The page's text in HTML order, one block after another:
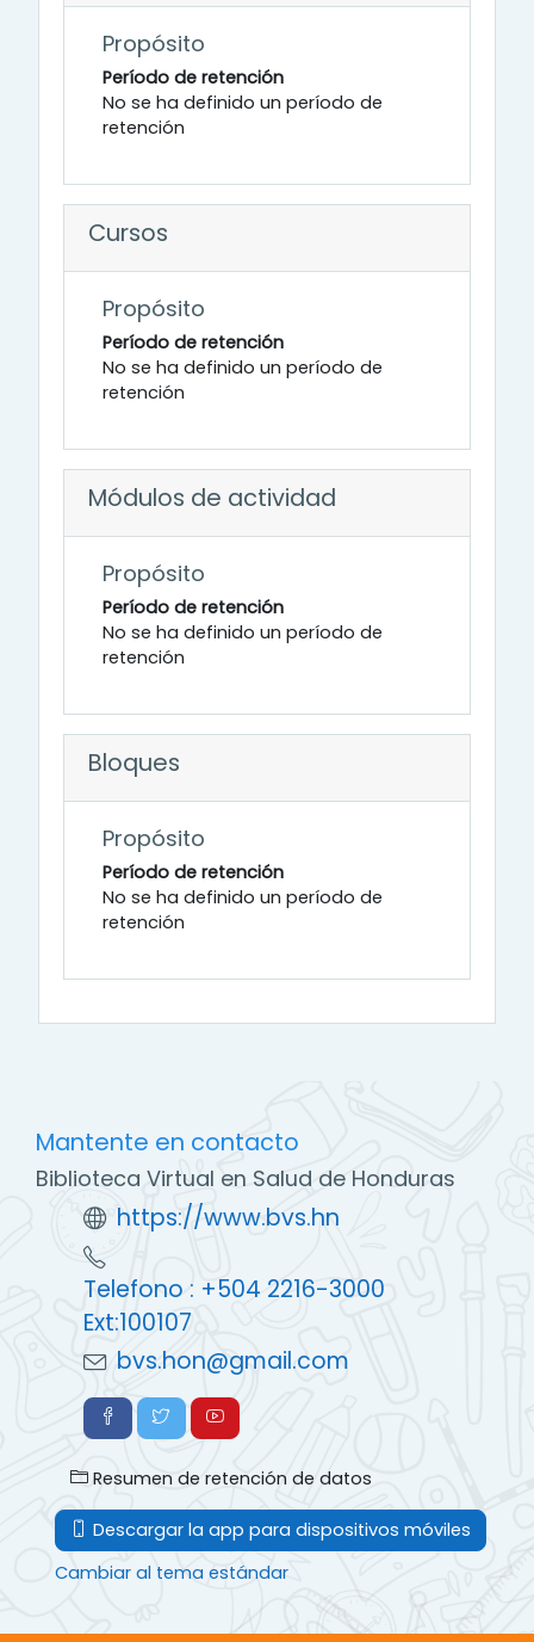
Propósito
Período de retención
No se ha definido un período de
retención
Cursos
Propósito
Período de retención
No se ha definido un período de
retención
Módulos de actividad
Propósito
Período de retención
No se ha definido un período de
retención
Bloques
Propósito
Período de retención
No se ha definido un período de
retención
Mantente en contacto
Biblioteca Virtual en Salud de Honduras
https://www.bvs.hn
Telefono : +504 2216-3000
Ext:100107
bvs.hon@gmail.com
Resumen de retención de datos
Descargar la app para dispositivos móviles
Cambiar al tema estándar